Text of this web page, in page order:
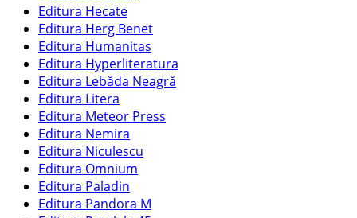
Editura Hecate
Editura Herg Benet
Editura Humanitas
Editura Hyperliteratura
Editura Lebăda Neagră
Editura Litera
Editura Meteor Press
Editura Nemira
Editura Niculescu
Editura Omnium
Editura Paladin
Editura Pandora M